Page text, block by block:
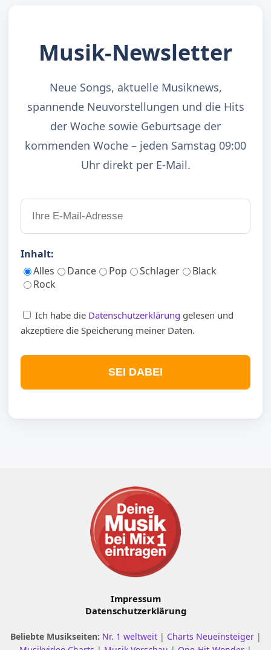
Musik-Newsletter
Neue Songs, aktuelle Musiknews,
spannende Neuvorstellungen und die Hits
der Woche sowie Geburtsage der
kommenden Woche – jeden Samstag 09:00
Uhr direkt per E-Mail.
Inhalt:
Alles
Dance Pop Schlager
Black
Rock
Ich habe die Datenschutzerklärung gelesen und
akzeptiere die Speicherung meiner Daten.
SEI DABEI
Impressum
Datenschutzerklärung
Beliebte Musikseiten: Nr. 1 weltweit | Charts Neueinsteiger |